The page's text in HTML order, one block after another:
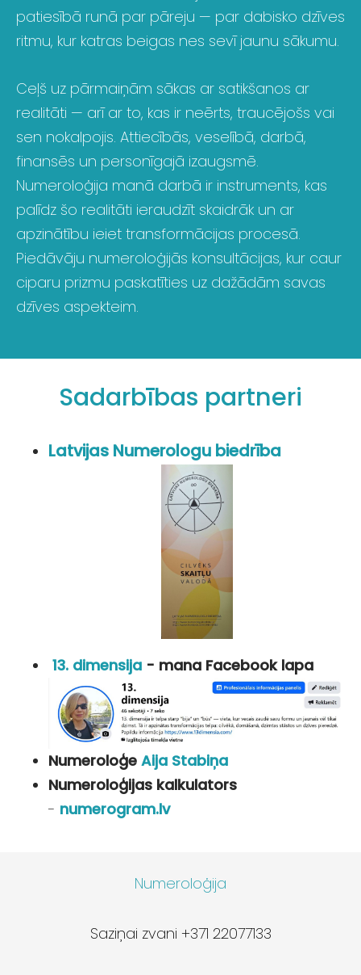
patiesībā runā par pāreju — par dabisko dzīves
ritmu, kur katras beigas nes sevī jaunu sākumu.
Ceļš uz pārmaiņām sākas ar satikšanos ar
realitāti — arī ar to, kas ir neērts, traucējošs vai
sen nokalpojis. Attiecībās, veselībā, darbā,
finansēs un personīgajā izaugsmē.
Numeroloģija manā darbā ir instruments, kas
palīdz šo realitāti ieraudzīt skaidrāk un ar
apzinātību ieiet transformācijas procesā.
Piedāvāju numeroloģijās konsultācijas, kur caur
ciparu prizmu paskatīties uz dažādām savas
dzīves aspekteim.
Sadarbības partneri
Latvijas Numerologu biedrība
13. dimensija - mana Facebook lapa
Numeroloģe Aija Stabiņa
Numeroloģijas kalkulators
- numerogram.lv
Numeroloģija
Saziņai zvani +371 22077133